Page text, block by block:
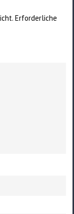
Erforderliche